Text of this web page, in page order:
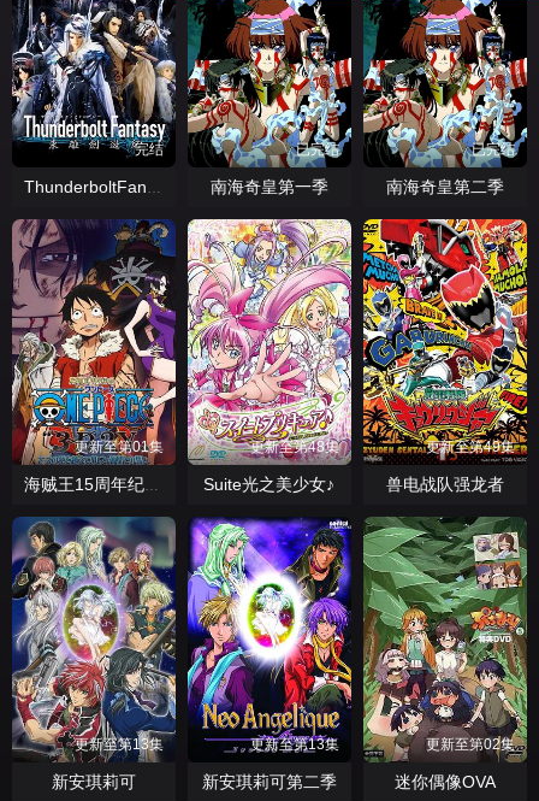
完结
ThunderboltFantasy东离剑游纪
已完结
南海奇皇第一季
已完结
南海奇皇第二季
更新至第01集
海贼王15周年纪念特别篇——幻之篇章「3D2Y 跨越艾斯之死！与路飞伙伴的誓言」
更新至第48集
Suite光之美少女♪
更新至第49集
兽电战队强龙者
更新至第13集
新安琪莉可
更新至第13集
新安琪莉可第二季
更新至第02集
迷你偶像OVA